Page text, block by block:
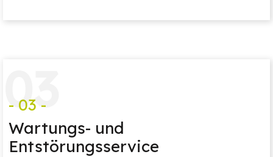
03
- 03 -
Wartungs- und
Entstörungsservice